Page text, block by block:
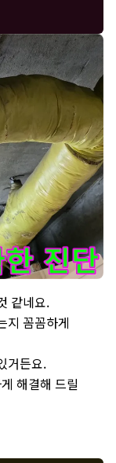
같네요.
지 꼼꼼하게
거든요.
해결해 드릴